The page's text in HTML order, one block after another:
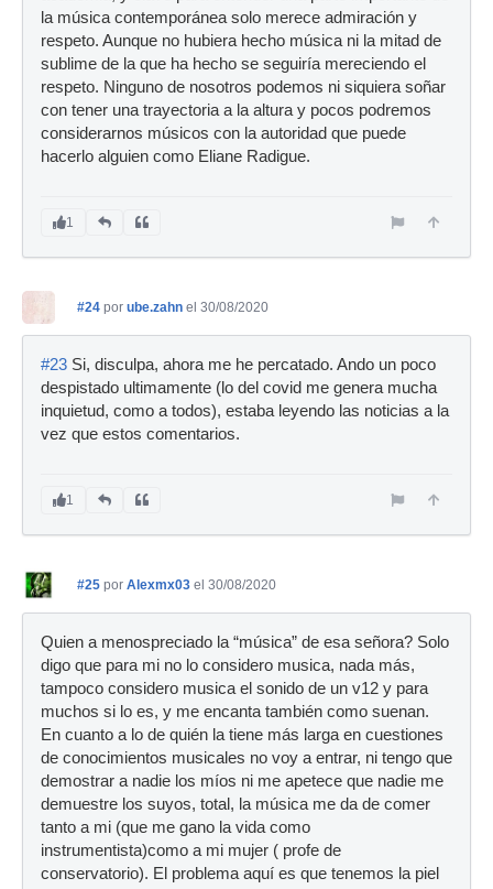
la música contemporánea solo merece admiración y
respeto. Aunque no hubiera hecho música ni la mitad de
sublime de la que ha hecho se seguiría mereciendo el
respeto. Ninguno de nosotros podemos ni siquiera soñar
con tener una trayectoria a la altura y pocos podremos
considerarnos músicos con la autoridad que puede
hacerlo alguien como Eliane Radigue.
1
#24 por ube.zahn el 30/08/2020
#23 Si, disculpa, ahora me he percatado. Ando un poco
despistado ultimamente (lo del covid me genera mucha
inquietud, como a todos), estaba leyendo las noticias a la
vez que estos comentarios.
1
#25 por Alexmx03 el 30/08/2020
Quien a menospreciado la “música” de esa señora? Solo
digo que para mi no lo considero musica, nada más,
tampoco considero musica el sonido de un v12 y para
muchos si lo es, y me encanta también como suenan.
En cuanto a lo de quién la tiene más larga en cuestiones
de conocimientos musicales no voy a entrar, ni tengo que
demostrar a nadie los míos ni me apetece que nadie me
demuestre los suyos, total, la música me da de comer
tanto a mi (que me gano la vida como
instrumentista)como a mi mujer ( profe de
conservatorio). El problema aquí es que tenemos la piel